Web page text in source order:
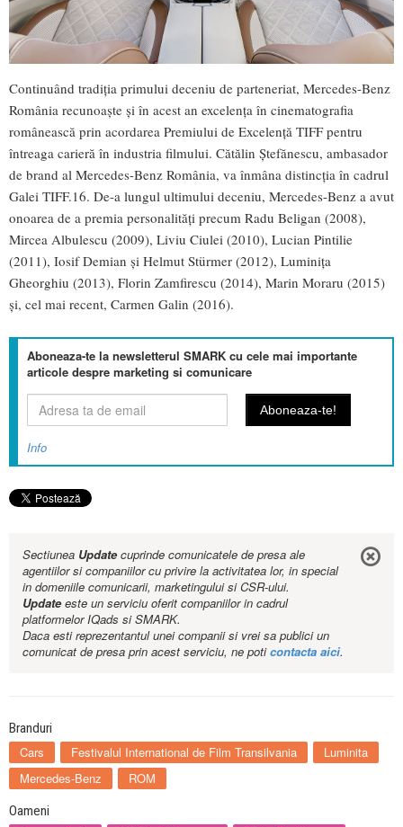
Continuând tradiția primului deceniu de parteneriat, Mercedes-Benz
România recunoaște și în acest an excelența în cinematografia
românească prin acordarea Premiului de Excelență TIFF pentru
întreaga carieră în industria filmului. Cătălin Ștefănescu, ambasador
de brand al Mercedes-Benz România, va înmâna distincția în cadrul
Galei TIFF.16. De-a lungul ultimului deceniu, Mercedes-Benz a avut
onoarea de a premia personalităţi precum Radu Beligan (2008),
Mircea Albulescu (2009), Liviu Ciulei (2010), Lucian Pintilie
(2011), Iosif Demian şi Helmut Stürmer (2012), Luminiţa
Gheorghiu (2013), Florin Zamfirescu (2014), Marin Moraru (2015)
și, cel mai recent, Carmen Galin (2016).
Aboneaza-te la newsletterul SMARK cu cele mai importante
articole despre marketing si comunicare
Info
Sectiunea Updatecuprinde comunicatele de presa ale
agentiilor si companiilor cu privire la activitatea lor, in special
in domeniile comunicarii, marketingului si CSR-ului.
Updateeste un serviciu oferit companiilor in cadrul
platformelor IQads si SMARK.
Daca esti reprezentantul unei companii si vrei sa publici un
comunicat de presa prin acest serviciu, ne poticontacta aici.
Branduri
Cars Festivalul International de Film Transilvania
Luminita
Mercedes-Benz
ROM
Oameni